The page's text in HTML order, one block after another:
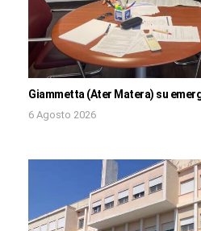
Giammetta (Ater Matera) su
6 Agosto 2026